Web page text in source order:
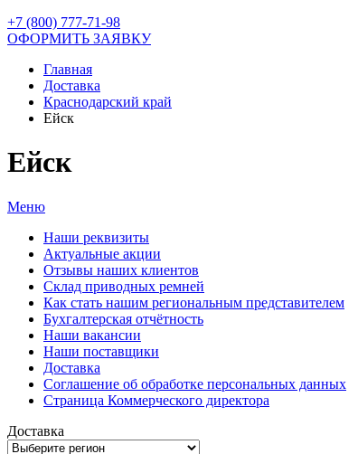
+7 (800) 777-71-98
ОФОРМИТЬ ЗАЯВКУ
Главная
Доставка
Краснодарский край
Ейск
Ейск
Меню
Наши реквизиты
Актуальные акции
Отзывы наших клиентов
Склад приводных ремней
Как стать нашим региональным представителем
Бухгалтерская отчётность
Наши вакансии
Наши поставщики
Доставка
Соглашение об обработке персональных данных
Страница Коммерческого директора
Доставка